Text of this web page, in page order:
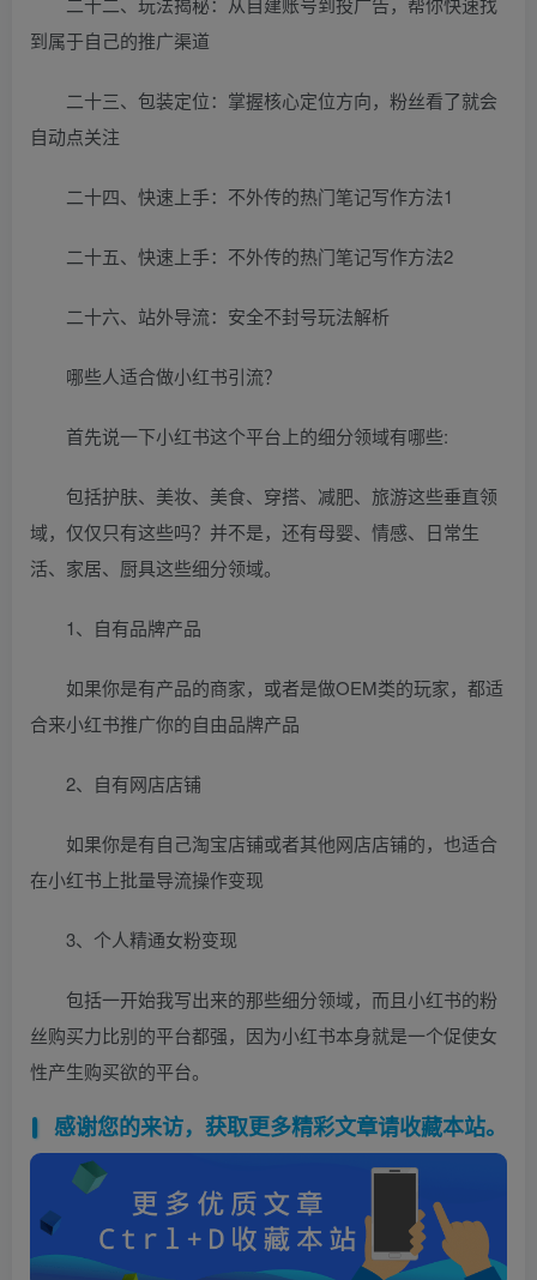
到属于自己的推广渠道
二十三、包装定位：掌握核心定位方向，粉丝看了就会
自动点关注
二十四、快速上手：不外传的热门笔记写作方法1
二十五、快速上手：不外传的热门笔记写作方法2
二十六、站外导流：安全不封号玩法解析
哪些人适合做小红书引流？
首先说一下小红书这个平台上的细分领域有哪些:
包括护肤、美妆、美食、穿搭、减肥、旅游这些垂直领
域，仅仅只有这些吗？并不是，还有母婴、情感、日常生
活、家居、厨具这些细分领域。
1、自有品牌产品
如果你是有产品的商家，或者是做OEM类的玩家，都适
合来小红书推广你的自由品牌产品
2、自有网店店铺
如果你是有自己淘宝店铺或者其他网店店铺的，也适合
在小红书上批量导流操作变现
3、个人精通女粉变现
包括一开始我写出来的那些细分领域，而且小红书的粉
丝购买力比别的平台都强，因为小红书本身就是一个促使女
性产生购买欲的平台。
感谢您的来访，获取更多精彩文章请收藏本站。